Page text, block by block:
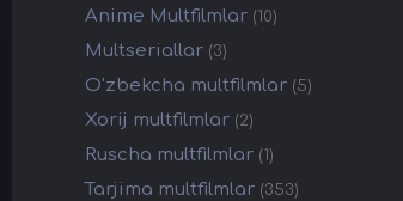
Anime Multfilmlar (10)
Multseriallar (3)
O'zbekcha multfilmlar (5)
Xorij multfilmlar (2)
Ruscha multfilmlar (1)
Tarjima multfilmlar (353)